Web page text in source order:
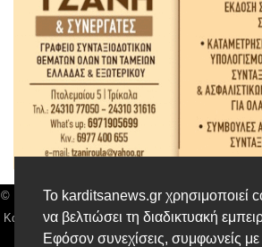
Το karditsanews.gr χρησιμοποιεί
να βελτιώσει τη διαδικτυακή
Εφόσον συνεχίσεις, συμφωνείς
© Karditsa News | Διακριτικός Τίτλος: Orion
Καρδίτσας, Αρ. Γεμή: 018804431000, Δ/νση:
Τηλ: 24410 42500, email: